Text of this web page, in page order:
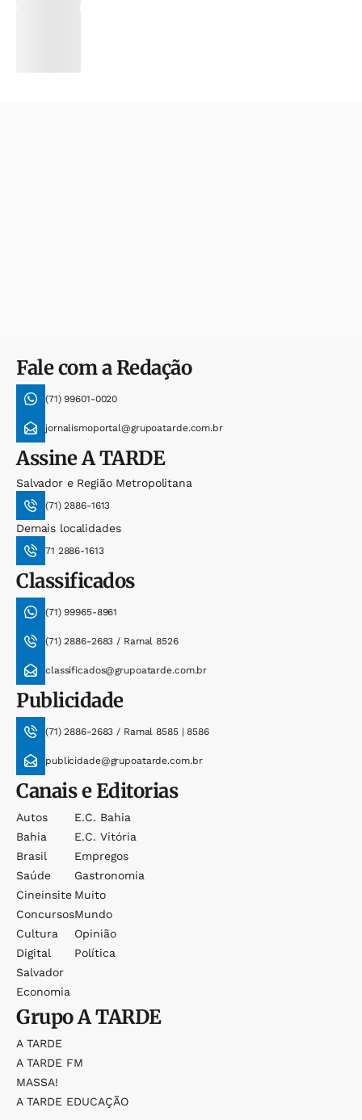
Fale com a Redação
(71) 99601-0020
jornalismoportal@grupoatarde.com.br
AssineA TARDE
Salvador e Região Metropolitana
(71) 2886-1613
Demais localidades
71 2886-1613
Classificados
(71) 99965-8961
(71) 2886-2683 / Ramal 8526
classificados@grupoatarde.com.br
Publicidade
(71) 2886-2683 / Ramal 8585 | 8586
publicidade@grupoatarde.com.br
Canais e Editorias
Autos
Bahia
Brasil
Saúde
Cineinsite
Concursos
Cultura
Digital
Salvador
Economia
E.c. Bahia
E.c. Vitória
Empregos
Gastronomia
Muito
Mundo
Opinião
Política
GrupoA TARDE
A TARDE
A TARDE FM
MASSA!
A TARDE EDUCAÇÃO